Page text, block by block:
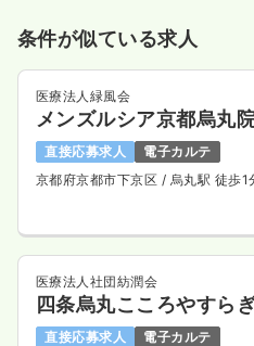
条件が似ている求人
医療法人緑風会
メンズルシア京都烏丸
直接応募求人
電子カルテ
京都府京都市下京区 / 烏丸駅 徒歩1
医療法人社団紡潤会
四条烏丸こころやすら
直接応募求人
電子カルテ